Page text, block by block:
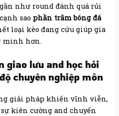
như round đánh quá rủi
sao phần trăm bóng đá
loại kèo đang cứu giúp gia
minh hơn.
giao lưu and học hỏi
chuyên nghiệp môn
giải pháp khiến vĩnh viễn,
kiên cường and chuyển